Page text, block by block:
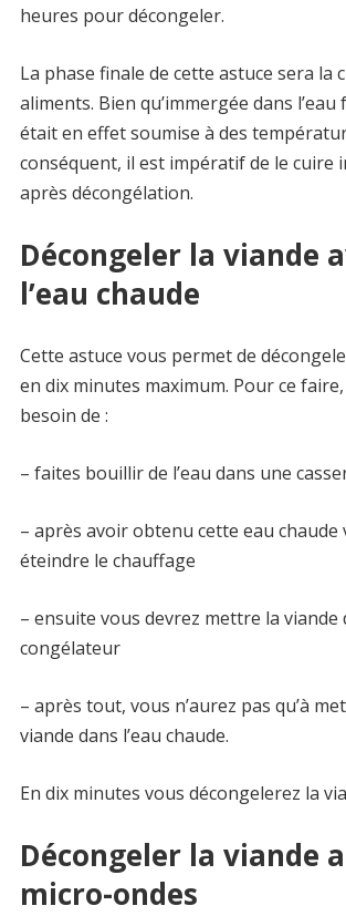
heures pour décongeler.
La phase finale de cette astuce sera la
aliments. Bien qu’immergée dans
était en effet soumise à des
conséquent, il est impératif de le cuire
après décongélation.
Décongeler la viande
l’eau chaude
Cette astuce vous permet de
en dix minutes maximum. Pour ce
besoin de :
– faites bouillir de l’eau dans une
– après avoir obtenu cette eau chaude
éteindre le chauffage
– ensuite vous devrez mettre la viande
congélateur
– après tout, vous n’aurez pas qu’à
viande dans l’eau chaude.
En dix minutes vous décongelerez la
Décongeler la viande
micro-ondes